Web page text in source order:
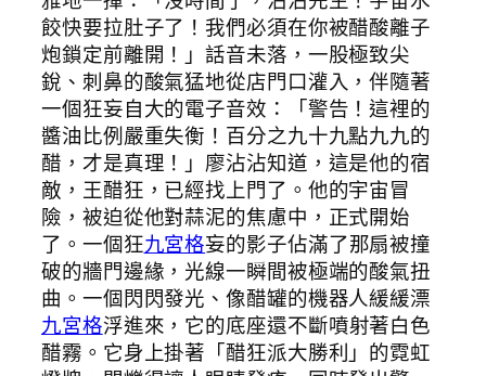
餃快要拉肚子了！我們必須在你被醋酸離子
炮鎖定前離開！」話音未落，一股極致尖
銳、刺鼻的酸氣猛地從店門口灌入，伴隨著
一個狂妄自大的電子音效：「警告！這裡的
醬油比例嚴重失衡！百分之九十九點九九的
醋，才是真理！」廖沾沾知道，這是他的宿
敵，王醋狂，已經找上門了。他的宇宙冒
險，被迫從他對蒜泥的焦慮中，正式開始
了。一個狂九宮格妄的影子佔滿了那扇被撞
破的牆門邊緣，光線一瞬間被極端的酸氣扭
曲。一個閃閃發光、像醋罐的機器人緩緩漂
九宮格浮進來，它的底座還不斷噴射著白色
醋霧。它身上掛著「醋狂派大勝利」的霓虹